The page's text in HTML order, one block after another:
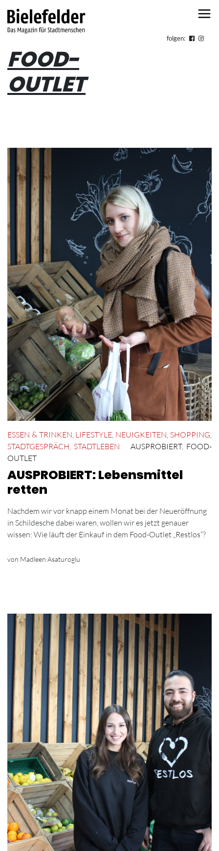
folgen:
FOOD-
OUTLET
ESSEN & TRINKEN LIFESTYLE NEUIGKEITEN SHOPPING
STADTGESPRÄCH STADTLEBEN AUSPROBIERT, FOOD-
OUTLET
AUSPROBIERT: Lebensmittel
retten
Nachdem wir vor knapp einem Monat bei der Neueröffnung
in Schildesche dabei waren, wollen wir es jetzt genauer
wissen: Wie läuft der Einkauf in dem Food-Outlet „Restlos“?
von Madleen Asaturoglu